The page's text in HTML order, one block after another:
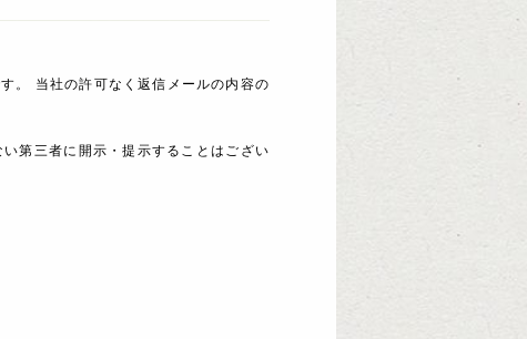
。 当社の許可なく返信メールの内容の
第三者に開示・提示することはござい